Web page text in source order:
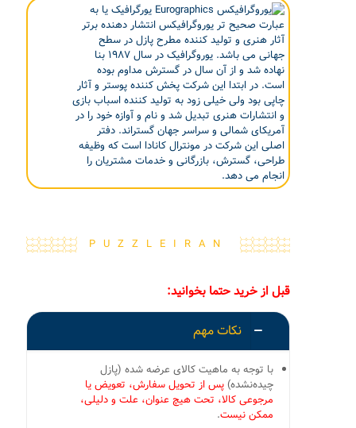
یورگرافیک یا به
عبارت صحیح تر یوروگرافیکس انتشار دهنده برتر
آثار هنری و تولید کننده مطرح پازل در سطح
جهانی می باشد. یوروگرافیک در سال ۱۹۸۷ بنا
نهاده شد و از آن سال در گسترش مداوم بوده
است. در ابتدا این شرکت پخش کننده پوستر و آثار
چاپی بود ولی خیلی زود به تولید کننده اسباب بازی
و انتشارات هنری تبدیل شد و نام و آوازه خود را در
آمریکای شمالی و سراسر جهان گستراند. دفتر
اصلی این شرکت در مونترال کانادا است که وظیفه
طراحی، گسترش، بازرگانی و خدمات مشتریان را
انجام می دهد.
PUZZLEIRAN
قبل از خرید حتما بخوانید:
نکات مهم
با توجه به ماهیت کالای عرضه شده (پازل
چیده‌نشده) پس از تحویل سفارش، تعویض یا
مرجوعی کالا، تحت هیچ عنوان، علت و دلیلی،
ممکن نیست.